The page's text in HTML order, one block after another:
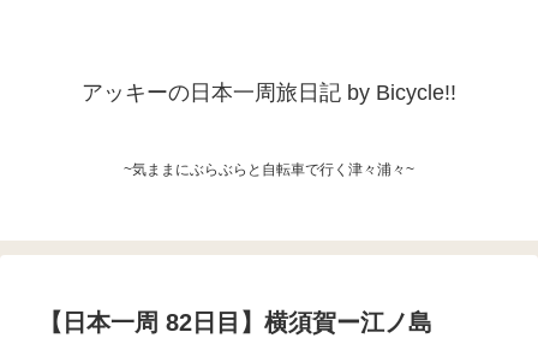
アッキーの日本一周旅日記 by Bicycle!!
~気ままにぶらぶらと自転車で行く津々浦々~
【日本一周 82日目】横須賀ー江ノ島